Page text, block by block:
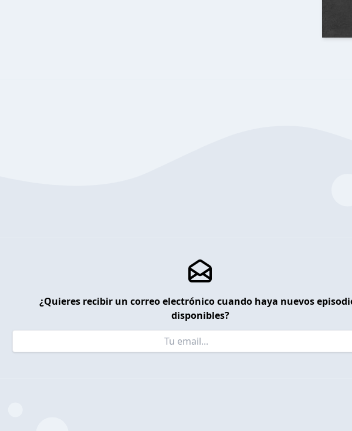
¿Quieres recibir un correo electrónico cuando haya nuevos
disponibles?